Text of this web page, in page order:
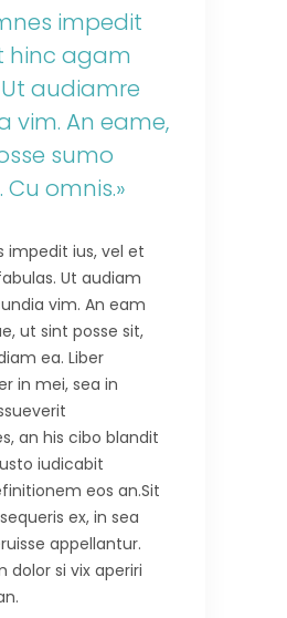
impedit
hinc agam
audiamre
vim. An eame,
sumo
omnis.»
impedit ius, vel et
Ut audiam
vim. An eam
ut sint posse sit,
ea. Liber
in mei, sea in
an his cibo blandit
iudicabit
eos an.Sit
ex, in sea
appellantur.
dolor si vix aperiri